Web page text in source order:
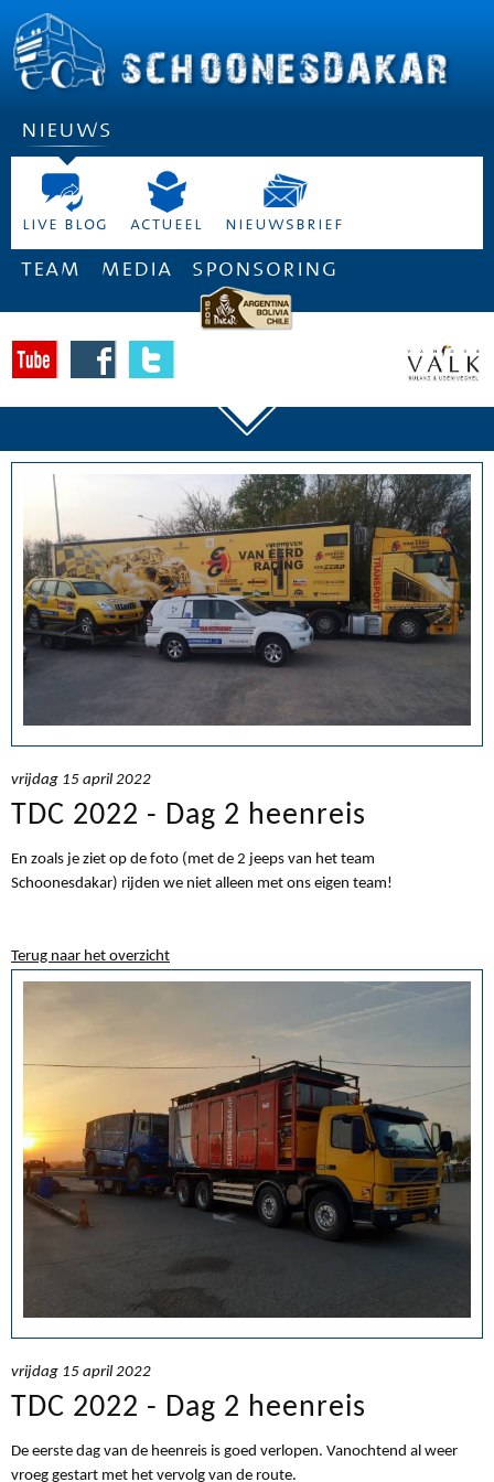
nieuws
live blog actueel nieuwsbrief
team media sponsoring
vrijdag 15 april 2022
TDC 2022 - Dag 2 heenreis
En zoals je ziet op de foto (met de 2 jeeps van het team
Schoonesdakar) rijden we niet alleen met ons eigen team!
Terug naar het overzicht
vrijdag 15 april 2022
TDC 2022 - Dag 2 heenreis
De eerste dag van de heenreis is goed verlopen. Vanochtend al weer
vroeg gestart met het vervolg van de route.